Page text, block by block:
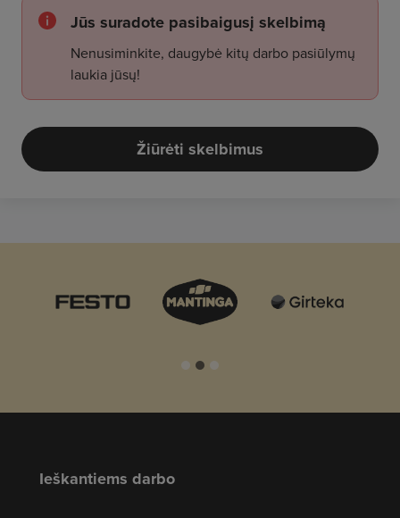
Jūs suradote pasibaigusį skelbimą
Nenusiminkite, daugybė kitų darbo pasiūlymų
laukia jūsų!
Žiūrėti skelbimus
Ieškantiems darbo